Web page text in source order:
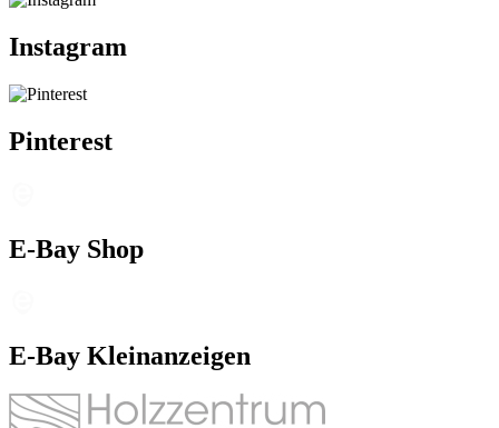
Instagram
Pinterest
E-Bay Shop
E-Bay Kleinanzeigen